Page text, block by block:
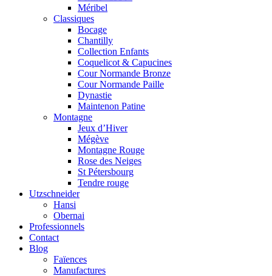
Méribel
Classiques
Bocage
Chantilly
Collection Enfants
Coquelicot & Capucines
Cour Normande Bronze
Cour Normande Paille
Dynastie
Maintenon Patine
Montagne
Jeux d’Hiver
Mégève
Montagne Rouge
Rose des Neiges
St Pétersbourg
Tendre rouge
Utzschneider
Hansi
Obernai
Professionnels
Contact
Blog
Faïences
Manufactures